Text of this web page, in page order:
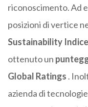
riconoscimento. Ad
posizioni di vertice
Sustainability
ottenutoun
Global Ratings .
azienda di